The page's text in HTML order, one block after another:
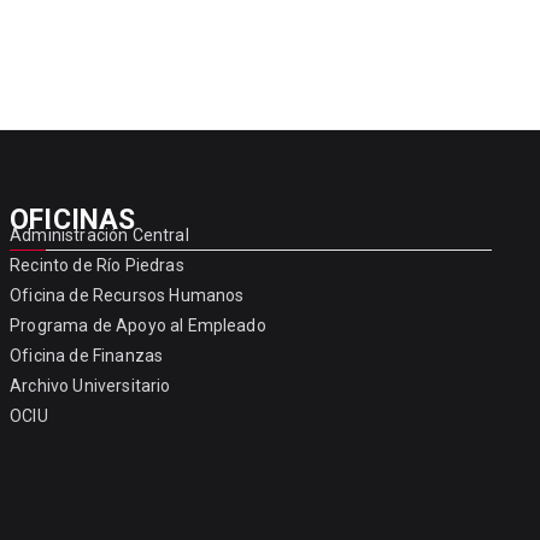
OFICINAS
Administración Central
Recinto de Río Piedras
Oficina de Recursos Humanos
Programa de Apoyo al Empleado
Oficina de Finanzas
Archivo Universitario
OCIU